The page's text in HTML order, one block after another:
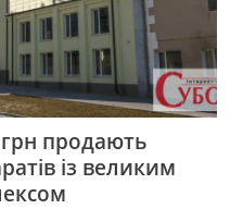
продають
із великим